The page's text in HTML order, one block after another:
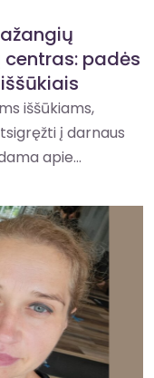
padės
iššūkiams,
į darnaus
apie...